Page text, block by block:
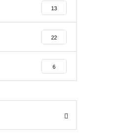
13
22
6